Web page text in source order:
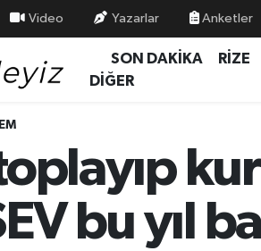
Video Yazarlar Anketler
SON DAKİKA RİZE
DİĞER
bu yıl
Fikstür